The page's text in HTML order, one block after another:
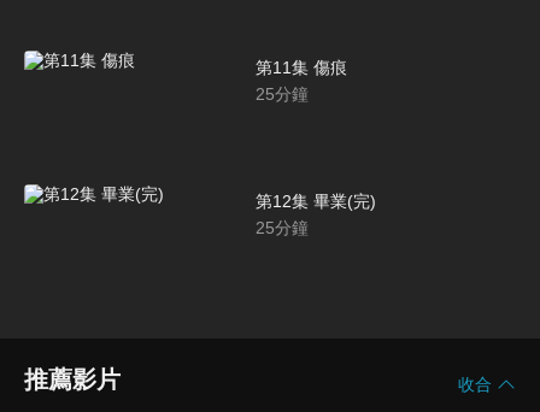
第11集 傷痕
25分鐘
第12集 畢業(完)
25分鐘
推薦影片 收合